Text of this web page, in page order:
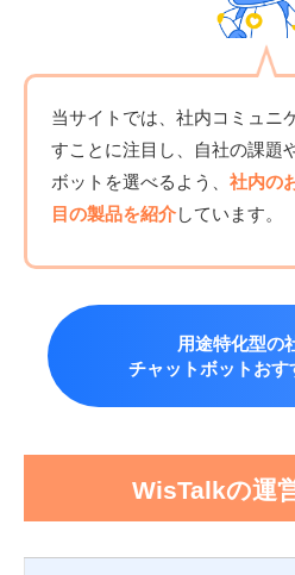
当サイトでは、社内コミュニ
すことに注目し、自社の課題
ボットを選べるよう、 社内の
目の製品を紹介しています。
用途特化型の
チャットボットおす
WisTalkの運